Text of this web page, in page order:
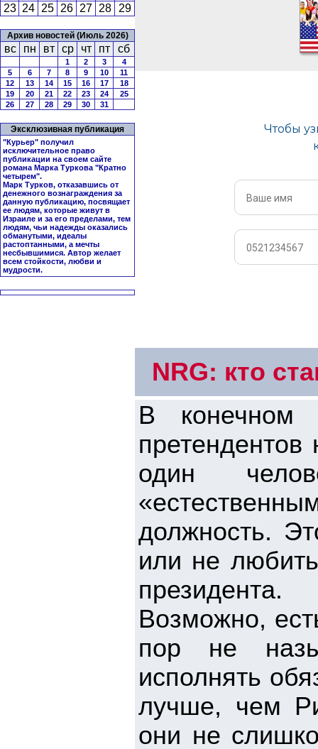
23 24 25 26 27 28 29
Архив новостей (Июль 2026)
вс пн вт ср чт пт сб
1 2 3
4
5
6 7 8 9 10
11
12
13 14 15 16 17
18
19
20 21 22 23 24
25
26
27 28 29 30 31
Эксклюзивная публикация
"Курьер" получил
исключительное право
публикации на своем сайте
романа Марка Туркова "Кратно
четырем".
Марк Турков, отказавшись от
денежного вознаграждения за
данную публикацию, посвящает
ее людям, которые живут в
Израиле и за его пределами, тем
людям, чьи надежды оказались
обманутыми, идеалы
растоптанными, а мечты
несбывшимися. Автор желает
всем стойкости, любви и
мудрости.
NRG: кто
В конечном
претендентов
один
должность.
или не
президента.
Возможно,
пор не
исполнять
лучше, чем
они не